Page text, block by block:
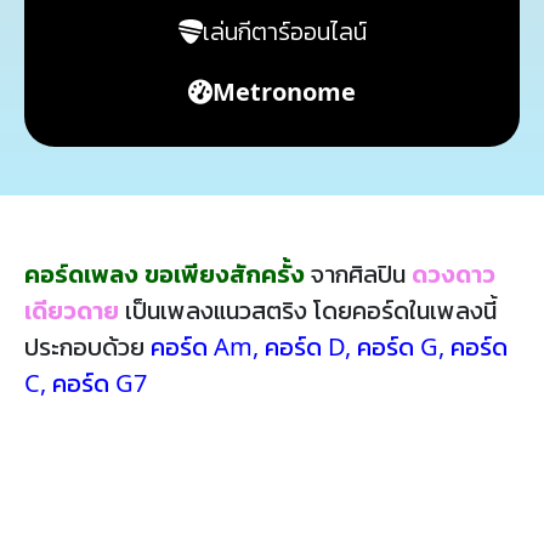
เล่นกีตาร์ออนไลน์
Metronome
คอร์ดเพลง ขอเพียงสักครั้งจากศิลปิน ดวงดาว
เดียวดาย เป็นเพลงแนวสตริง โดยคอร์ดในเพลงนี้
ประกอบด้วย คอร์ด Am, คอร์ด D, คอร์ด G, คอร์ด
C, คอร์ด G7